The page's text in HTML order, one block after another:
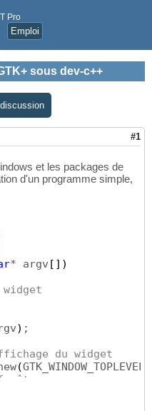
Pro
Emploi
sous dev-c++
#1
et les packages de
d'un programme simple,
* argv [ ] )
) ;
du widget
(GTK_WINDOW_TOPLEVEL